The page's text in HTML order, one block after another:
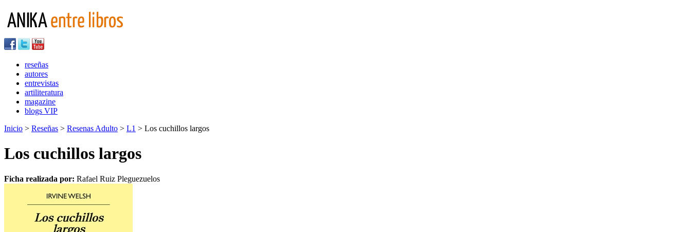
reseñas
autores
entrevistas
artiliteratura
magazine
blogs VIP
Inicio > Reseñas > Resenas Adulto > L1 > Los cuchillos largos
Los cuchillos largos
Ficha realizada por: Rafael Ruiz Pleguezuelos